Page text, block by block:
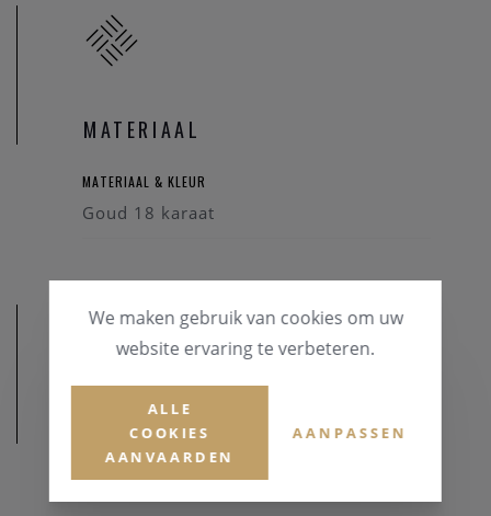
MATERIAAL
MATERIAAL & KLEUR
Goud 18 karaat
AFMETINGEN
We maken gebruik van cookies om uw
website ervaring te verbeteren.
ALLE
COOKIES
AANVAARDEN
AANPASSEN